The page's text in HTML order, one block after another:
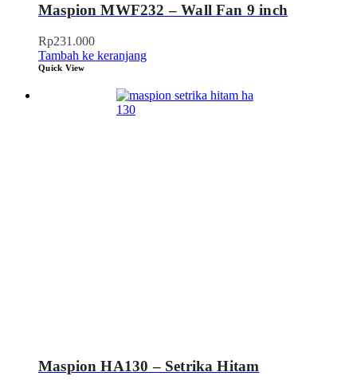
Maspion MWF232 – Wall Fan 9 inch
Rp231.000
Tambah ke keranjang
Quick View
Maspion HA130 – Setrika Hitam